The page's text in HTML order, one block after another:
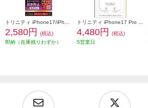
2,580円
(税込)
即納（在庫残りわずか）
4,480円
(税込)
5営業日